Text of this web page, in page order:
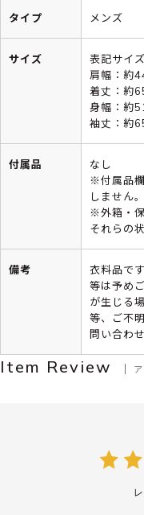
タイプ メンズ
サイズ
表記サイ
肩幅：約
着丈：約
身幅：約
袖丈：約
付属品
なし
※付属品
しません。
※外箱・
それらの
備考
衣料品で
等は予め
が生じる
等、ご不
問い合わ
Item Review